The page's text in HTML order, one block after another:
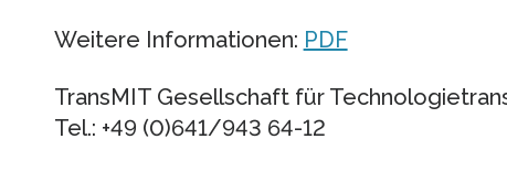
Weitere Informationen: PDF
TransMIT Gesellschaft für
Tel.: +49 (0)641/943 64-12